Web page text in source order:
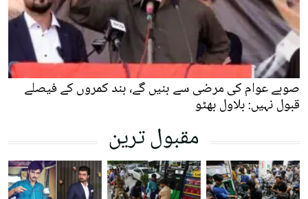
صوبے عوام کی مرضی سے بنیں گے، بند کمروں کے فیصلے
قبول نہیں: بلاول بھٹو
مقبول ترین